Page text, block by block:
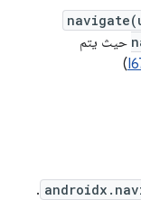
حيث يتم
)
.